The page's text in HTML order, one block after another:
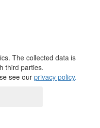
The collected data is
third parties.
see our privacy policy.